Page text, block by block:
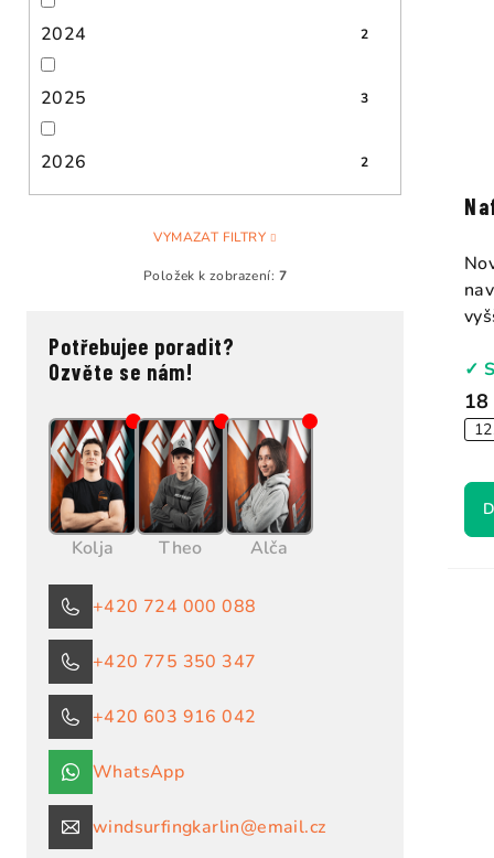
2024 2
2025 3
2026 2
VYMAZAT FILTRY
Položek k zobrazení: 7
Potřebujee poradit?
Ozvěte se nám!
Kolja Theo Alča
+420 724 000 088
+420 775 350 347
+420 603 916 042
WhatsApp
windsurfingkarlin@email.cz
✓